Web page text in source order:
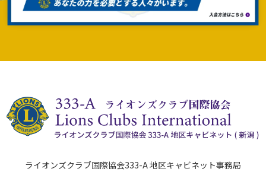
ライオンズクラブ国際協会333-A 地区キャビネット事務局